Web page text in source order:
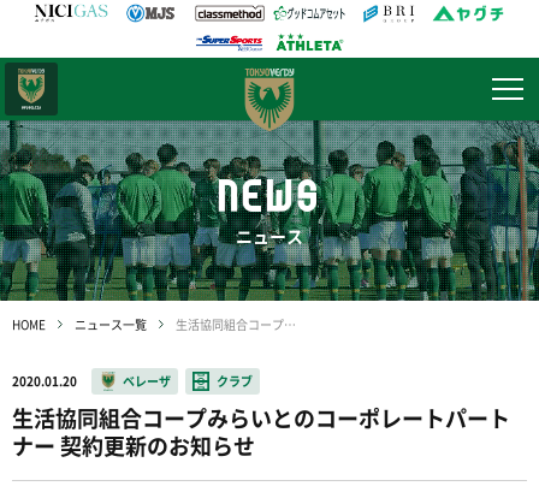
NEWS
ニュース
HOME ニュース一覧 生活協同組合コープみらいとのコーポレートパートナー 契約更新のお知らせ
2020.01.20 ベレーザ クラブ
生活協同組合コープみらいとのコーポレートパート
ナー 契約更新のお知らせ